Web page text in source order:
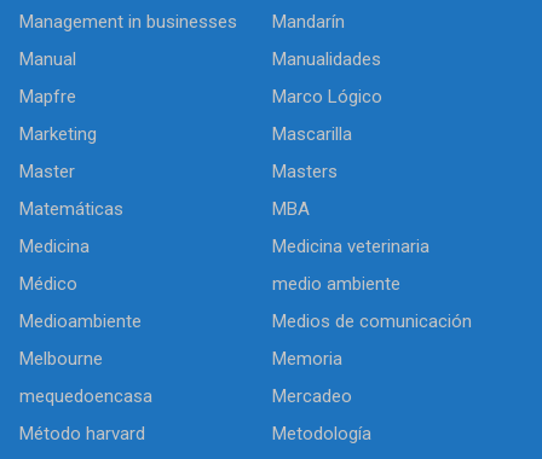
Management in businesses
Mandarín
Manual
Manualidades
Mapfre
Marco Lógico
Marketing
Mascarilla
Master
Masters
Matemáticas
MBA
Medicina
Medicina veterinaria
Médico
medio ambiente
Medioambiente
Medios de comunicación
Melbourne
Memoria
mequedoencasa
Mercadeo
Método harvard
Metodología